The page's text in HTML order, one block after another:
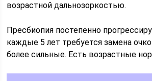
возрастной дальнозоркостью.
Пресбиопия постепенно
каждые 5 лет требуется замена
более сильные. Есть возрастные